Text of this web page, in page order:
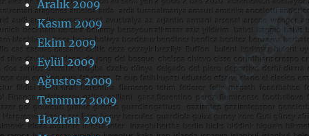
Aralık 2009
Kasım 2009
Ekim 2009
Eylül 2009
Ağustos 2009
Temmuz 2009
Haziran 2009